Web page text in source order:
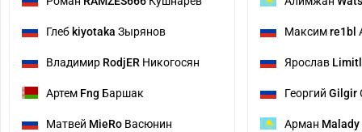
Глеб kiyotaka Зырянов
Владимир RodjER Никогосян
Артем Fng Баршак
Матвей MieRo Васюнин
Максимre1bl
Ярослав
Георгий Gilgir
Арман Malady